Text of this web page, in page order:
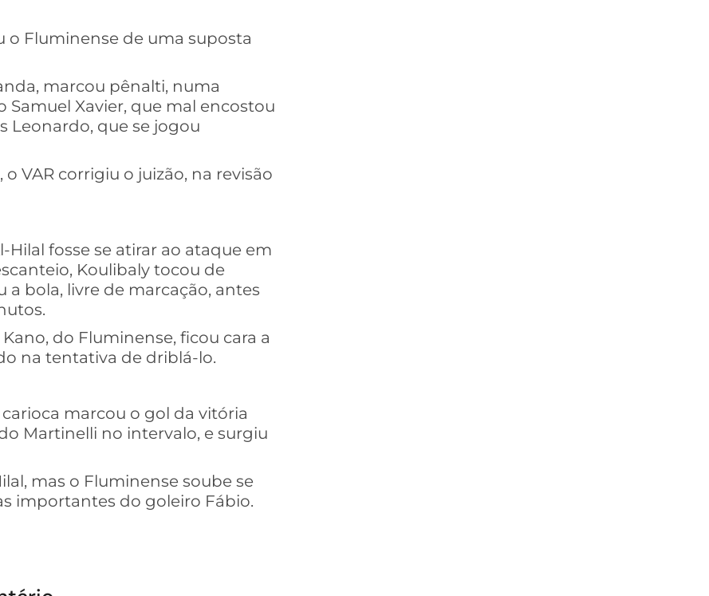
o Fluminense de uma suposta
marcou pênalti, numa
Xavier, que mal encostou
Leonardo, que se jogou
VAR corrigiu o juizão, na revisão
fosse se atirar ao ataque em
Koulibaly tocou de
bola, livre de marcação, antes
do Fluminense, ficou cara a
na tentativa de driblá-lo.
marcou o gol da vitória
Martinelli no intervalo, e surgiu
mas o Fluminense soube se
importantes do goleiro Fábio.